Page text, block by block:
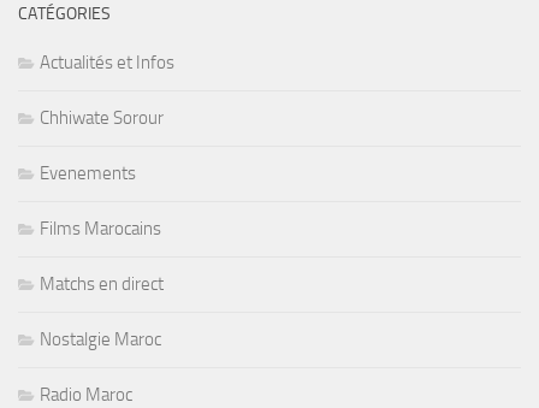
CATÉGORIES
Actualités et Infos
Chhiwate Sorour
Evenements
Films Marocains
Matchs en direct
Nostalgie Maroc
Radio Maroc